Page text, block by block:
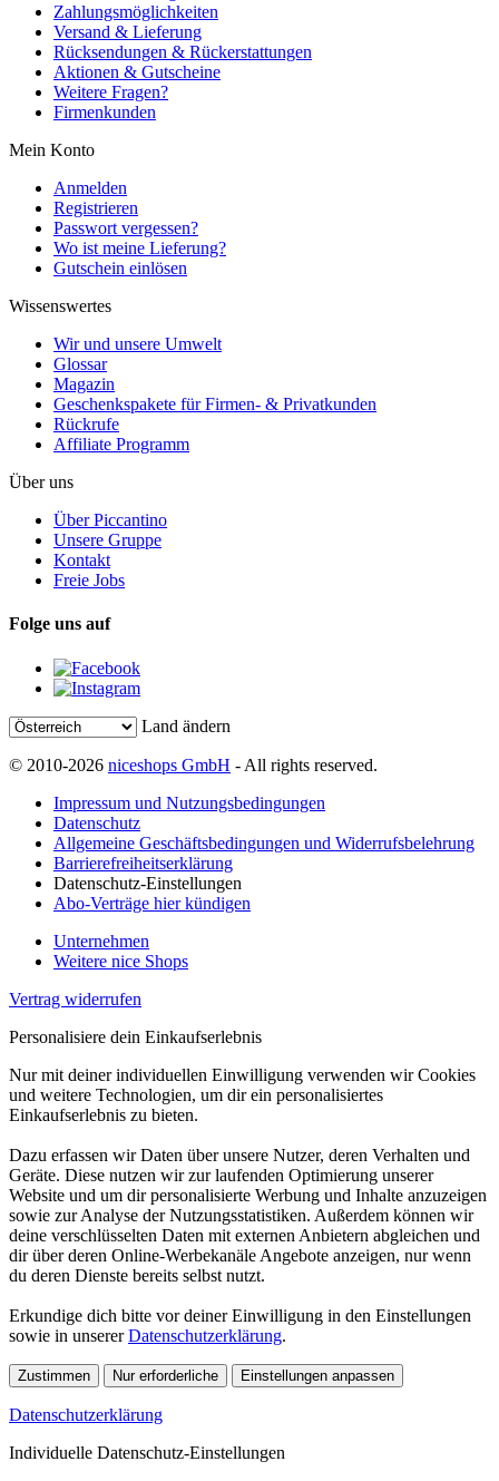
Zahlungsmöglichkeiten
Versand & Lieferung
Rücksendungen & Rückerstattungen
Aktionen & Gutscheine
Weitere Fragen?
Firmenkunden
Mein Konto
Anmelden
Registrieren
Passwort vergessen?
Wo ist meine Lieferung?
Gutschein einlösen
Wissenswertes
Wir und unsere Umwelt
Glossar
Magazin
Geschenkspakete für Firmen- & Privatkunden
Rückrufe
Affiliate Programm
Über uns
Über Piccantino
Unsere Gruppe
Kontakt
Freie Jobs
Folge uns auf
Land ändern
© 2010-2026 niceshops GmbH - All rights reserved.
Impressum und Nutzungsbedingungen
Datenschutz
Allgemeine Geschäftsbedingungen und Widerrufsbelehrung
Barrierefreiheitserklärung
Datenschutz-Einstellungen
Abo-Verträge hier kündigen
Unternehmen
Weitere nice Shops
Vertrag widerrufen
Personalisiere dein Einkaufserlebnis
Nur mit deiner individuellen Einwilligung verwenden wir Cookies
und weitere Technologien, um dir ein personalisiertes
Einkaufserlebnis zu bieten.
Dazu erfassen wir Daten über unsere Nutzer, deren Verhalten und
Geräte. Diese nutzen wir zur laufenden Optimierung unserer
Website und um dir personalisierte Werbung und Inhalte anzuzeigen
sowie zur Analyse der Nutzungsstatistiken. Außerdem können wir
deine verschlüsselten Daten mit externen Anbietern abgleichen und
dir über deren Online-Werbekanäle Angebote anzeigen, nur wenn
du deren Dienste bereits selbst nutzt.
Erkundige dich bitte vor deiner Einwilligung in den Einstellungen
sowie in unsererDatenschutzerklärung.
Zustimmen Nur erforderliche Einstellungen anpassen
Datenschutzerklärung
Individuelle Datenschutz-Einstellungen